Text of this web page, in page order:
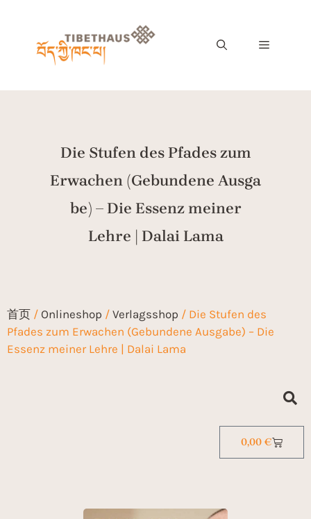
Die Stufen des Pfades zum
Erwachen (Gebundene Ausga
be) – Die Essenz meiner
Lehre | Dalai Lama
首页 / Onlineshop / Verlagsshop / Die Stufen des
Pfades zum Erwachen (Gebundene Ausgabe) – Die
Essenz meiner Lehre | Dalai Lama
0,00€